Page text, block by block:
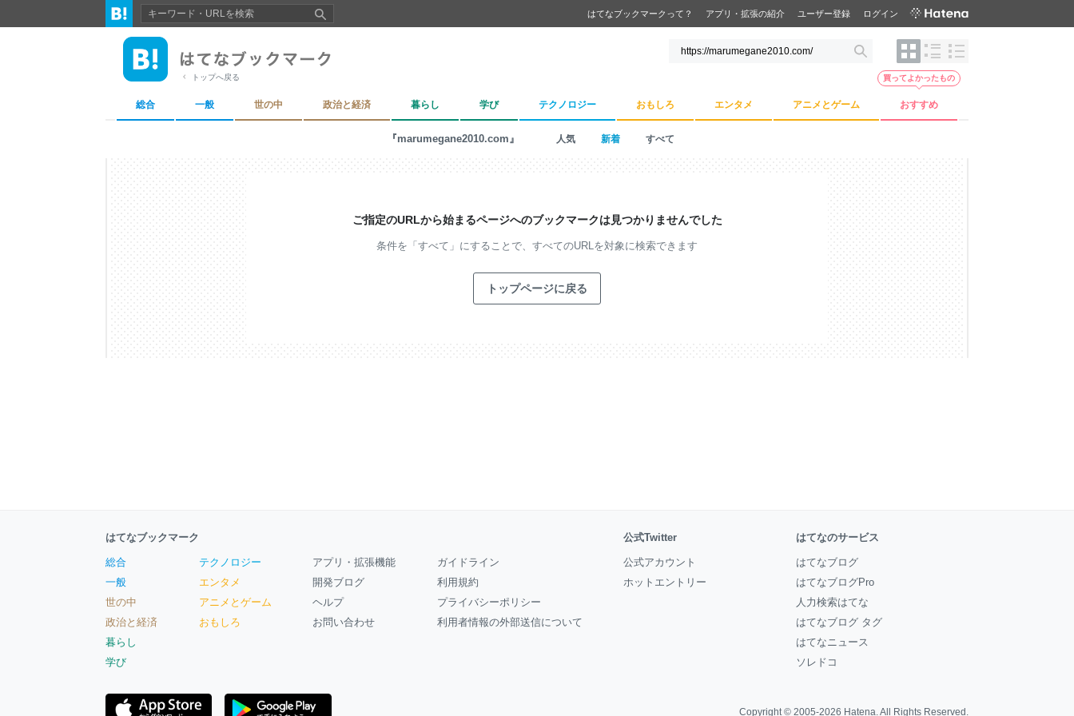
はてなブックマークって？ アプリ・拡張の紹介 ユーザー登録 ログイン
トップへ戻る
総合 一般 世の中 政治と経済 暮らし 学び テクノロジー おもしろ エンタメ アニメとゲーム おすすめ
買ってよかったもの
『marumegane2010.com』 人気 新着 すべて
ご指定のURLから始まるページへのブックマークは見つかりませんでした
条件を「すべて」にすることで、 すべてのURLを対象に検索できます
トップページに戻る
はてなブックマーク
総合
一般
世の中
政治と経済
暮らし
学び
テクノロジー
エンタメ
アニメとゲーム
おもしろ
アプリ・拡張機能
開発ブログ
ヘルプ
お問い合わせ
ガイドライン
利用規約
プライバシーポリシー
利用者情報の外部送信について
公式Twitter
公式アカウント
ホットエントリー
はてなのサービス
はてなブログ
はてなブログPro
人力検索はてな
はてなブログ タグ
はてなニュース
ソレドコ
Copyright © 2005-2026 Hatena. All Rights Reserved.